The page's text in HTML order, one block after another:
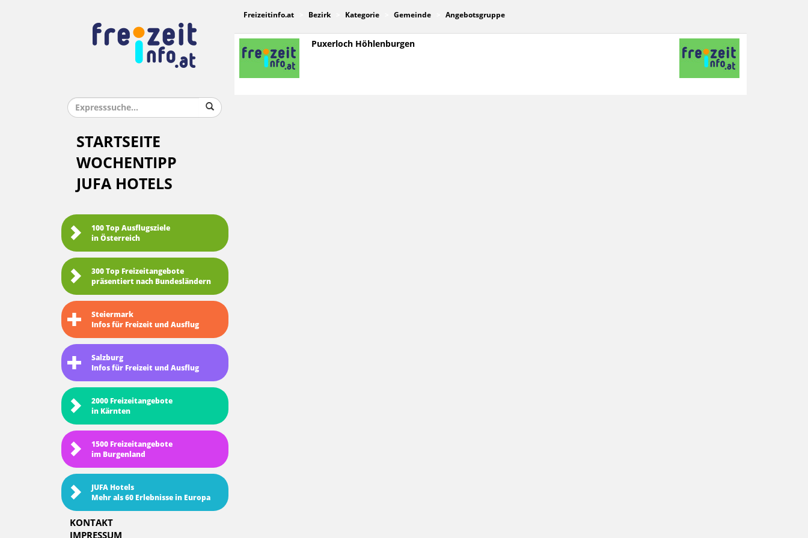
STARTSEITE
WOCHENTIPP
JUFA HOTELS
100 Top Ausflugsziele
in Österreich
300 Top Freizeitangebote
präsentiert nach Bundesländern
Steiermark
Infos für Freizeit und Ausflug
Salzburg
Infos für Freizeit und Ausflug
2000 Freizeitangebote
in Kärnten
1500 Freizeitangebote
im Burgenland
JUFA Hotels
Mehr als 60 Erlebnisse in Europa
KONTAKT
IMPRESSUM
Freizeitinfo.at Bezirk Kategorie Gemeinde Angebotsgruppe
Puxerloch Höhlenburgen